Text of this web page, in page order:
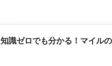
知識ゼロでも分かる！マイル